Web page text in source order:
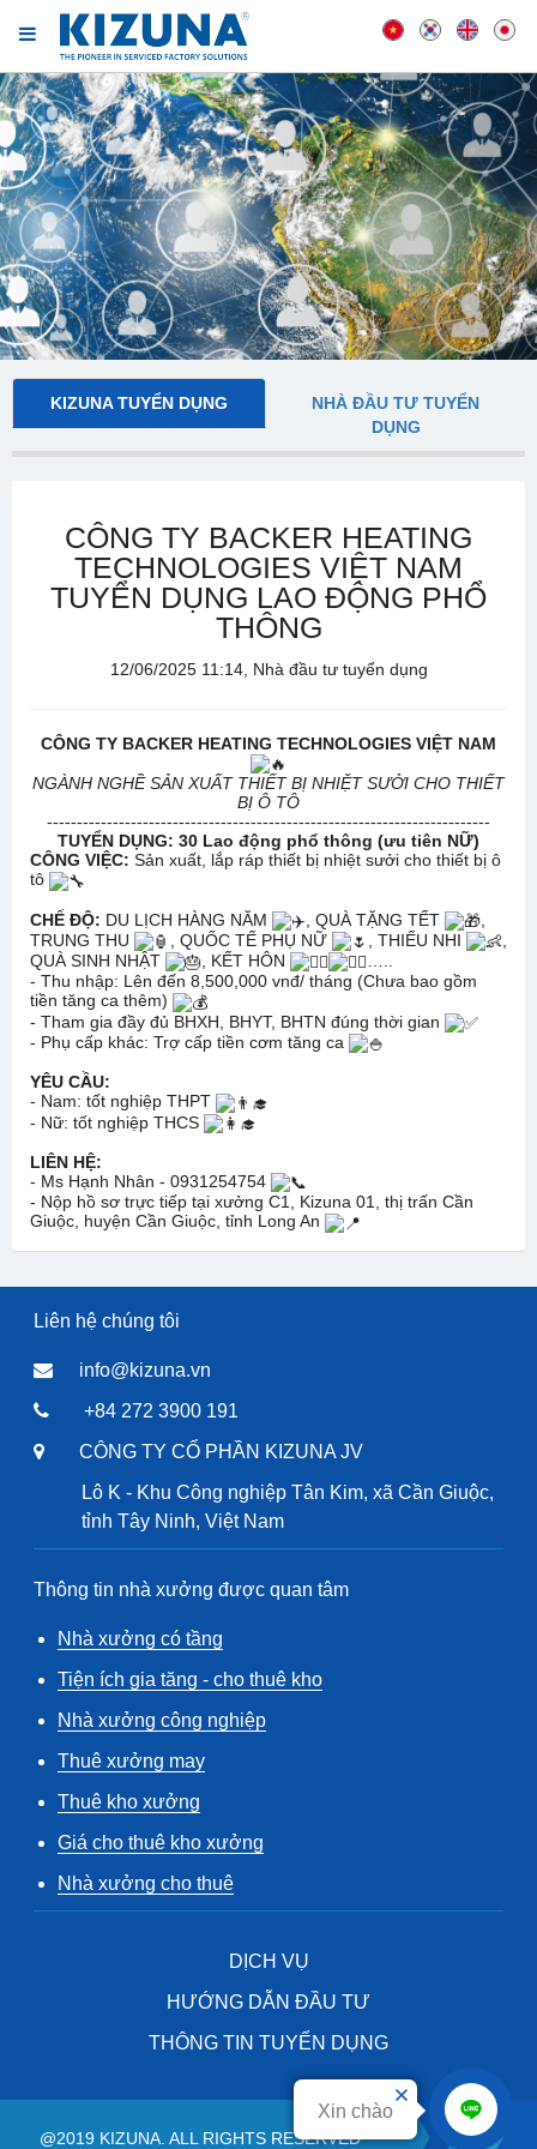
Xin chào
KIZUNA TUYỂN DỤNG
NHÀ ĐẦU TƯ TUYỂN
DỤNG
CÔNG TY BACKER HEATING
TECHNOLOGIES VIỆT NAM
TUYỂN DỤNG LAO ĐỘNG PHỔ
THÔNG
12/06/2025 11:14, Nhà đầu tư tuyển dụng
CÔNG TY BACKER HEATING TECHNOLOGIES VIỆT NAM
NGÀNH NGHỀ SẢN XUẤT THIẾT BỊ NHIỆT SƯỞI CHO THIẾT
BỊ Ô TÔ
--------------------------------------------------------------------------
TUYỂN DỤNG: 30 Lao động phổ thông (ưu tiên NỮ)
CÔNG VIỆC: Sản xuất, lắp ráp thiết bị nhiệt sưởi cho thiết bị ô
tô
CHẾ ĐỘ: DU LỊCH HÀNG NĂM , QUÀ TẶNG TẾT
TRUNG THU
, QUỐC TẾ PHỤ NỮ , THIẾU NHI
QUÀ SINH NHẬT
, KẾT HÔN
- Thu nhập: Lên đến 8,500,000 vnđ/ tháng (Chưa bao gồm
tiền tăng ca thêm)
- Tham gia đầy đủ BHXH, BHYT, BHTN đúng thời gian
- Phụ cấp khác: Trợ cấp tiền cơm tăng ca
YÊU CẦU:
- Nam: tốt nghiệp THPT
- Nữ: tốt nghiệp THCS
LIÊN HỆ:
- Ms Hạnh Nhân - 0931254754
- Nộp hồ sơ trực tiếp tại xưởng C1, Kizuna 01, thị trấn Cần
Giuộc, huyện Cần Giuộc, tỉnh Long An
Liên hệ chúng tôi
info@kizuna.vn
+84 272 3900 191
CÔNG TY CỔ PHẦN KIZUNA JV
Lô K - Khu Công nghiệp Tân Kim, xã Cần Giuộc,
tỉnh Tây Ninh, Việt Nam
Thông tin nhà xưởng được quan tâm
Nhà xưởng có tầng
Tiện ích gia tăng - cho thuê kho
Nhà xưởng công nghiệp
Thuê xưởng may
Thuê kho xưởng
Giá cho thuê kho xưởng
Nhà xưởng cho thuê
DỊCH VỤ
HƯỚNG DẪN ĐẦU TƯ
THÔNG TIN TUYỂN DỤNG
@2019 KIZUNA. ALL RIGHTS RESERVED